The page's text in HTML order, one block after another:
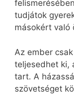
tudjátok
másokért való
Az ember
teljesedhet ki,
tart. A
szövetséget